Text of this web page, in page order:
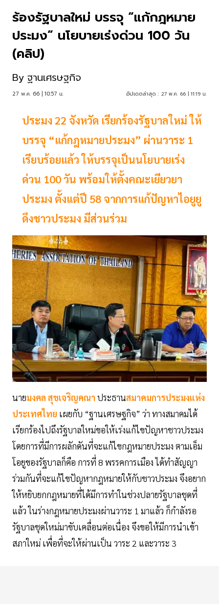
ร้องรัฐบาลใหม่ บรรจุ “แก้กฎหมาย
ประมง” นโยบายเร่งด่วน 100 วัน
(คลิป)
By ฐานเศรษฐกิจ
27 พ.ค. 66 | 10:57 น. อัปเดตล่าสุด : 27 พ.ค. 66 | 11:19 น.
ประมง 22 จังหวัด เรียกร้องรัฐบาลใหม่ ให้
บรรจุ “แก้กฎหมายประมง” ผ่านวาระ 1
เรียบร้อยแล้ว ให้บรรจุเป็นนโยบายเร่ง
ด่วน 100 วัน พร้อมให้ตั้งคณะเยียวยา
ประมง ตั้งแต่ปี 58 จากการแก้ปัญหาไอยูยู
ดึงชาวประมง มีส่วนร่วม
นายมงคล สุขเจริญคณา ประธานสมาคมการประมงแห่ง
ประเทศไทย เผยกับ “ฐานเศรษฐกิจ” ว่า ทางสมาคมได้
เรียกร้องไปถึงรัฐบาลใหม่ขอให้เร่งแก้ไขปัญหาชาวประมง
โดยการที่มีการผลักดันที่จะแก้ไขกฎหมายประมง ตามเอ็ม
โอยูของรัฐบาลก็คือ การที่ 8 พรรคการเมือง ได้ทำสัญญา
ร่วมกันที่จะแก้ไขปัญหากฎหมายให้กับชาวประมง จึงอยาก
ให้หยิบยกกฎหมายที่ได้มีการทำในช่วงปลายรัฐบาลชุดที่
แล้ว ในร่างกฎหมายประมงผ่านวาระ 1 มาแล้ว ก็กำลังรอ
รัฐบาลชุดใหม่มาขับเคลื่อนต่อเนื่อง จึงขอให้มีการนำเข้า
สภาใหม่ เพื่อที่จะให้ผ่านเป็น วาระ 2 และวาระ 3